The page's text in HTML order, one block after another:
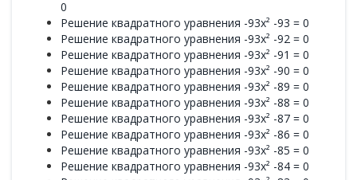
0
Решение квадратного уравнения -93x² -93 = 0
Решение квадратного уравнения -93x² -92 = 0
Решение квадратного уравнения -93x² -91 = 0
Решение квадратного уравнения -93x² -90 = 0
Решение квадратного уравнения -93x² -89 = 0
Решение квадратного уравнения -93x² -88 = 0
Решение квадратного уравнения -93x² -87 = 0
Решение квадратного уравнения -93x² -86 = 0
Решение квадратного уравнения -93x² -85 = 0
Решение квадратного уравнения -93x² -84 = 0